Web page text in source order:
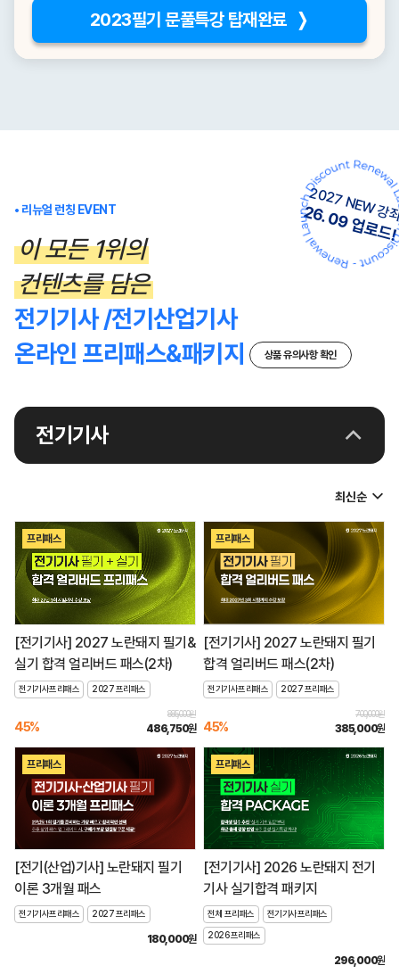
2023필기 문풀특강 탑재완료 ❭
• 리뉴얼 런칭 EVENT
이 모든 1위의
컨텐츠를 담은
전기기사 /전기산업기사
온라인 프리패스&패키지
상품 유의사항 확인
2027 NEW 강
26. 09 업로드!
전기기사
프리패스
[전기기사] 2027 노란돼지 필기&
실기 합격 얼리버드 패스(2차)
전기기사프리패스 2027 프리패스
45%
885,000원
486,750원
프리패스
[전기기사] 2027 노란돼지 필기
합격 얼리버드 패스(2차)
전기기사프리패스 2027 프리패스
45%
700,000원
385,000원
프리패스
[전기(산업)기사] 노란돼지 필기
이론 3개월 패스
전기기사프리패스 2027 프리패스
180,000원
프리패스
[전기기사] 2026 노란돼지 전기
기사 실기합격 패키지
전체 프리패스 전기기사프리패스
2026 프리패스
296,000원